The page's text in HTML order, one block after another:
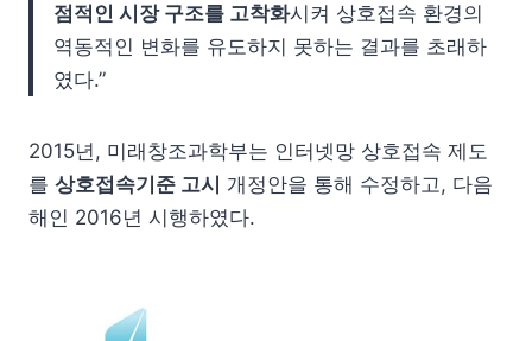
점적인 시장 구조를 고착화시켜 상호접속 환경의
역동적인 변화를 유도하지 못하는 결과를 초래하
였다.”
2015년, 미래창조과학부는 인터넷망 상호접속 제도
를 상호접속기준 고시 개정안을 통해 수정하고, 다음
해인 2016년 시행하였다.